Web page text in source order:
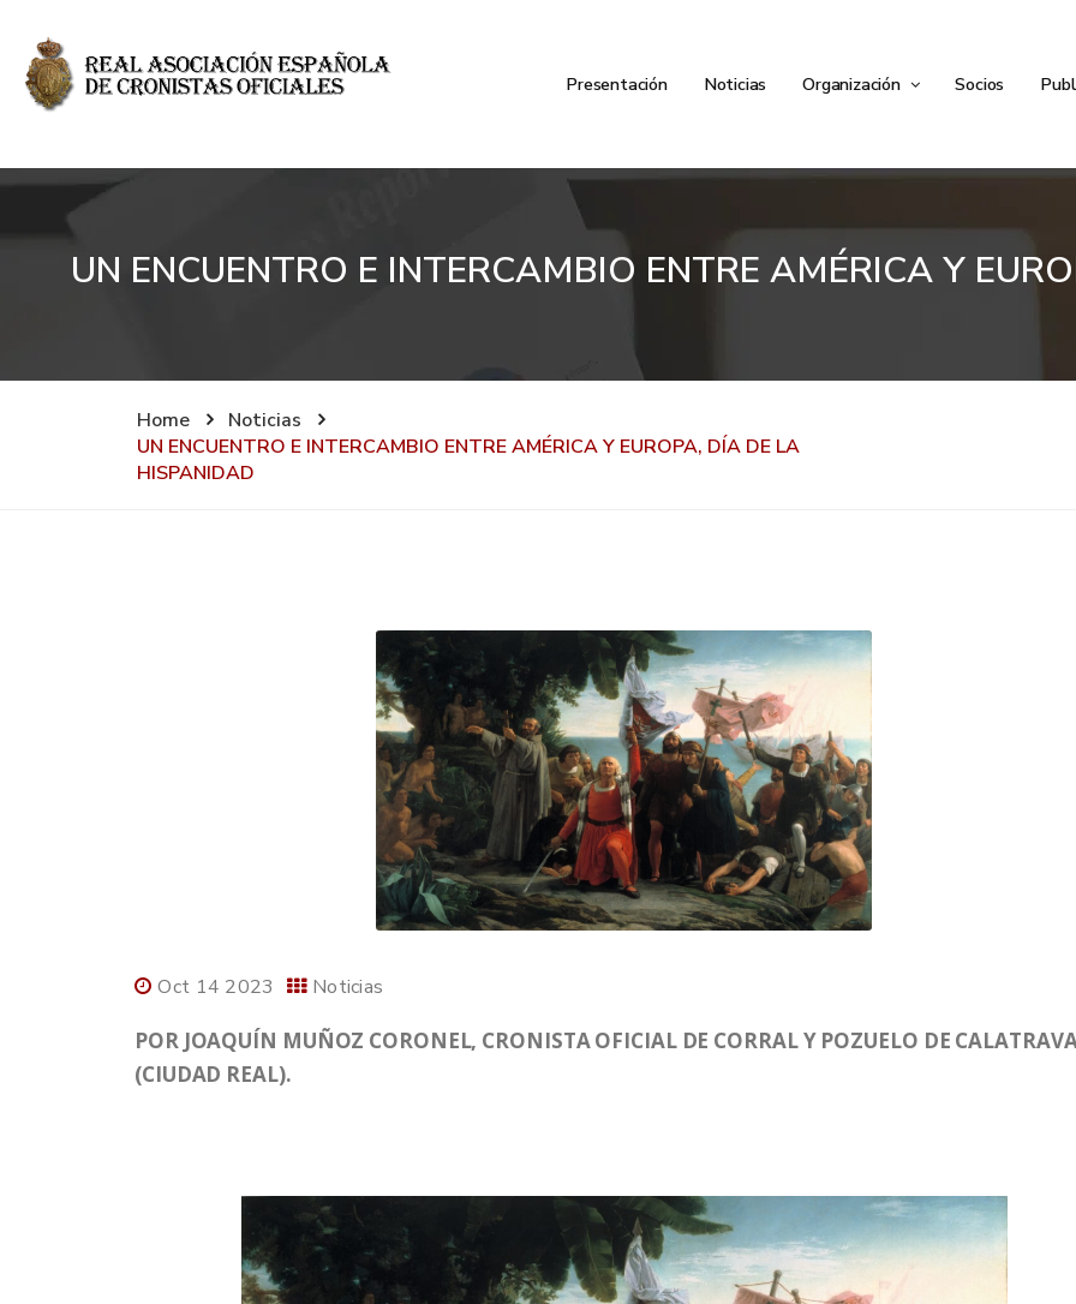
Presentación Noticias Organización Socios
UN ENCUENTRO E INTERCAMBIO ENTRE AMÉRICA Y
Home
Noticias
UN ENCUENTRO E INTERCAMBIO ENTRE AMÉRICA Y EUROPA, DÍA DE LA
HISPANIDAD
Oct 14 2023 Noticias
POR JOAQUÍN MUÑOZ CORONEL, CRONISTA OFICIAL DE CORRAL Y POZUELO DE
(CIUDAD REAL).